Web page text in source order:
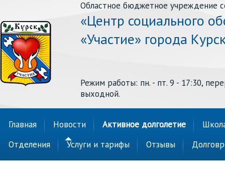
Областное бюджетное учреждение
«Центр социального
«Участие» города
Режим работы: пн. - пт. 9 - 17:30,
выходной.
Главная Новости Активное долголетие
Отделения
Услуги и тарифы Отзывы